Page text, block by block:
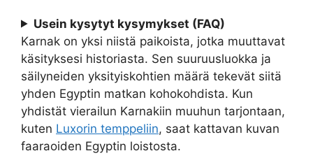
Usein kysytyt kysymykset (FAQ)
Karnak on yksi niistä paikoista, jotka muuttavat
käsityksesi historiasta. Sen suuruusluokka ja
säilyneiden yksityiskohtien määrä tekevät siitä
yhden Egyptin matkan kohokohdista. Kun
yhdistät vierailun Karnakiin muuhun tarjontaan,
kuten Luxorin temppeliin, saat kattavan kuvan
faaraoiden Egyptin loistosta.